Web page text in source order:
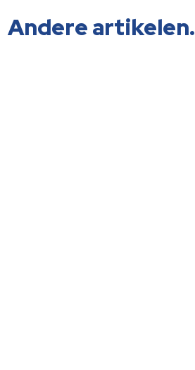
Andere artikelen.